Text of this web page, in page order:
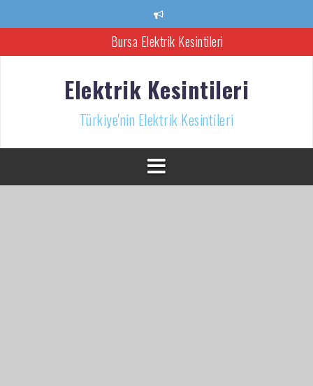
Bursa Elektrik Kesintileri
Türkiye’nin Elektrik Kesintileri Haber Kaynağı
İzmir Elektrik Kesintisi
Elektrik Kesintileri
Türkiye'nin Elektrik Kesintileri